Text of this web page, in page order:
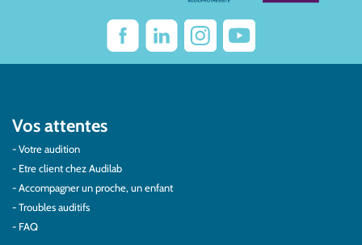
Vos attentes
Votre audition
Etre client chez Audilab
Accompagner un proche, un enfant
Troubles auditifs
FAQ